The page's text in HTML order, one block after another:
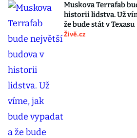
Muskova Terrafab
historii lidstva. Už
že bude stát v Texasu
Živě.cz